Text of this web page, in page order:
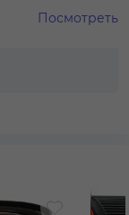
Посмотреть